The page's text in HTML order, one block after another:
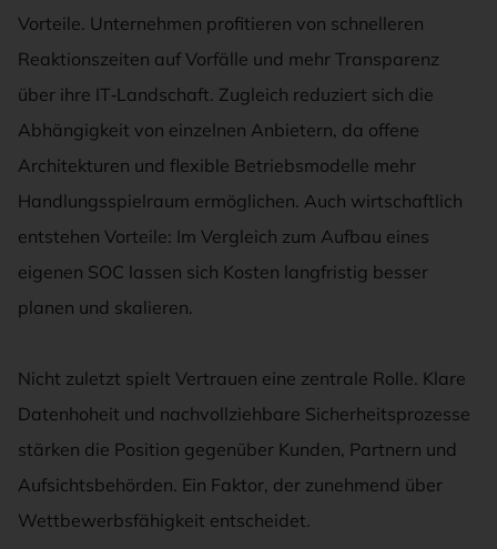
Vorteile. Unternehmen profitieren von schnelleren
Reaktionszeiten auf Vorfälle und mehr Transparenz
über ihre IT‑Landschaft. Zugleich reduziert sich die
Abhängigkeit von einzelnen Anbietern, da offene
Architekturen und flexible Betriebsmodelle mehr
Handlungsspielraum ermöglichen. Auch wirtschaftlich
entstehen Vorteile: Im Vergleich zum Aufbau eines
eigenen SOC lassen sich Kosten langfristig besser
planen und skalieren.
Nicht zuletzt spielt Vertrauen eine zentrale Rolle. Klare
Datenhoheit und nachvollziehbare Sicherheitsprozesse
stärken die Position gegenüber Kunden, Partnern und
Aufsichtsbehörden. Ein Faktor, der zunehmend über
Wettbewerbsfähigkeit entscheidet.